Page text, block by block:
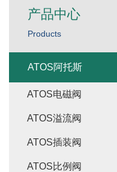
产品中心
Products
ATOS阿托斯
ATOS电磁阀
ATOS溢流阀
ATOS插装阀
ATOS比例阀